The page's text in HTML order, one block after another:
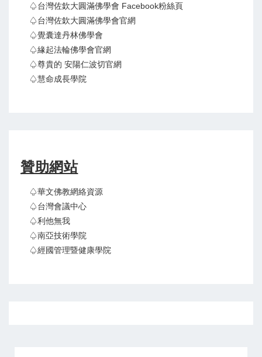
♤台灣佐欽大圓滿佛學會 Facebook粉絲頁
♤台灣佐欽大圓滿佛學會官網
♤覺囊達丹林佛學會
♤緣起法輪佛學會官網
♤尊貴的 安陽仁波切官網
♤慧命成長學院
贊助網站
♤華文佛教網絡資源
♤台灣會議中心
♤利他無我
♤南亞技術學院
♤經國管理暨健康學院